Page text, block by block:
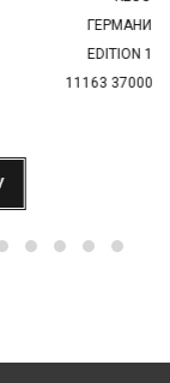
ГЕРМАНИЯ
EDITION 11
11163 370000